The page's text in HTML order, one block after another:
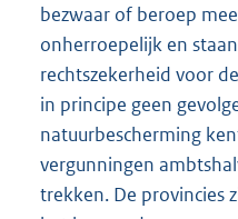
bezwaar of beroep
onherroepelijk en
rechtszekerheid voor
in principe geen
natuurbescherming
vergunningen
trekken. De provincies